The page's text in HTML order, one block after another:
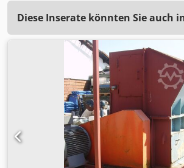
Diese Inserate könnten Sie auch